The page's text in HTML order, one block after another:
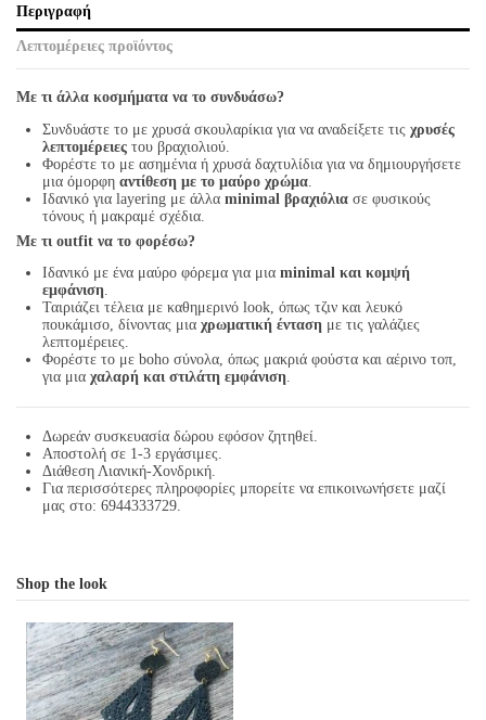
Περιγραφή
Λεπτομέρειες προϊόντος
Με τι άλλα κοσμήματα να το συνδυάσω?
Συνδυάστε το με χρυσά σκουλαρίκια για να αναδείξετε τις χρυσές
λεπτομέρειες του βραχιολιού.
Φορέστε το με ασημένια ή χρυσά δαχτυλίδια για να δημιουργήσετε
μια όμορφη αντίθεση με το μαύρο χρώμα
Ιδανικό για layering με άλλα minimal βραχιόλια σε φυσικούς
τόνους ή μακραμέ σχέδια.
Με τι outfit να το φορέσω?
Ιδανικό με ένα μαύρο φόρεμα για μια minimal και κομψή
εμφάνιση.
Ταιριάζει τέλεια με καθημερινό look, όπως τζιν και λευκό
πουκάμισο, δίνοντας μια χρωματική ένταση με τις γαλάζιες
λεπτομέρειες.
Φορέστε το με boho σύνολα, όπως μακριά φούστα και αέρινο τοπ,
για μια χαλαρή και στιλάτη εμφάνιση.
Δωρεάν συσκευασία δώρου εφόσον ζητηθεί.
Αποστολή σε 1-3 εργάσιμες.
Διάθεση Λιανική-Χονδρική.
Για περισσότερες πληροφορίες μπορείτε να επικοινωνήσετε μαζί
μας στο: 6944333729.
Shop the look